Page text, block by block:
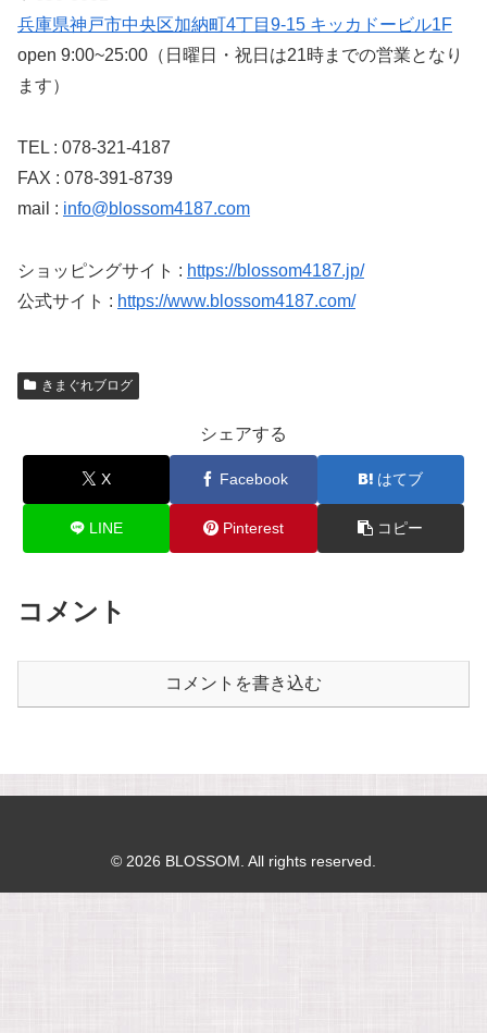
兵庫県神戸市中央区加納町4丁目9-15 キッカドービル1F
open 9:00~25:00（日曜日・祝日は21時までの営業となり
ます）
TEL : 078-321-4187
FAX : 078-391-8739
mail : info@blossom4187.com
ショッピングサイト : https://blossom4187.jp/
公式サイト : https://www.blossom4187.com/
きまぐれブログ
シェアする
X Facebook はてブ
LINE Pinterest コピー
コメント
コメントを書き込む
© 2026 BLOSSOM. All rights reserved.